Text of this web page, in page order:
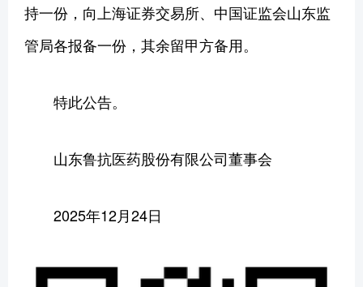
持一份，向上海证券交易所、中国证监会山东监
管局各报备一份，其余留甲方备用。
特此公告。
山东鲁抗医药股份有限公司董事会
2025年12月24日